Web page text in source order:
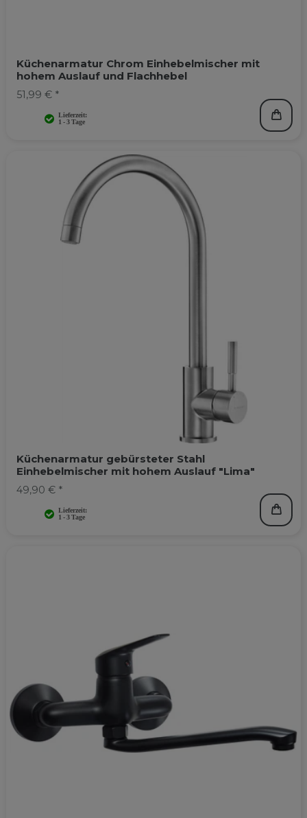
Küchenarmatur Chrom Einhebelmischer mit
hohem Auslauf und Flachhebel
51,99 € *
Küchenarmatur gebürsteter Stahl
Einhebelmischer mit hohem Auslauf "Lima"
49,90 € *